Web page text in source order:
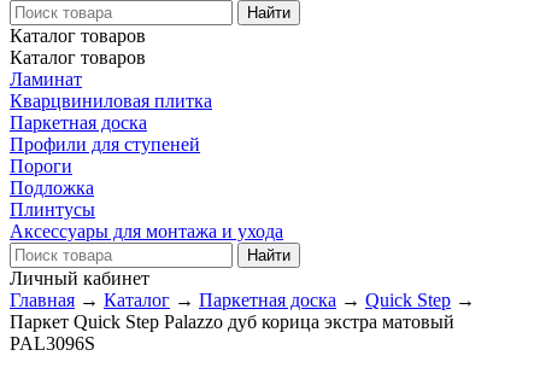
Каталог товаров
Каталог товаров
Ламинат
Кварцвиниловая плитка
Паркетная доска
Профили для ступеней
Пороги
Подложка
Плинтусы
Аксессуары для монтажа и ухода
Личный кабинет
Главная → Каталог → Паркетная доска → Quick Step →
Паркет Quick Step Palazzo дуб корица экстра матовый
PAL3096S